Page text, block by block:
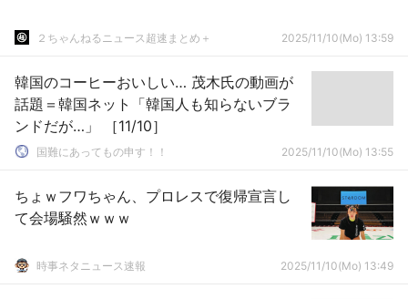
２ちゃんねるニュース超速まとめ＋ 2025/11/10(Mo) 13:59
韓国のコーヒーおいしい… 茂木氏の動画が
話題＝韓国ネット「韓国人も知らないブラ
ンドだが…」 ［11/10］
国難にあってもの申す！！ 2025/11/10(Mo) 13:55
ちょｗフワちゃん、プロレスで復帰宣言し
て会場騒然ｗｗｗ
時事ネタニュース速報 2025/11/10(Mo) 13:49